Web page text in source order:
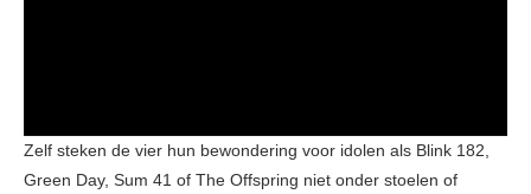
Zelf steken de vier hun bewondering voor idolen als Blink 182,
Green Day, Sum 41 of The Offspring niet onder stoelen of